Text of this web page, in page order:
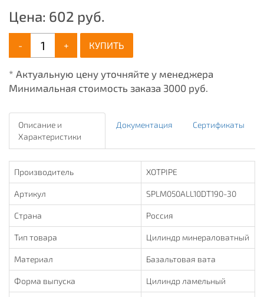
Цена: 602 руб.
- + КУПИТЬ
* Актуальную цену уточняйте у менеджера
Минимальная стоимость заказа 3000 руб.
Описание и
Характеристики
Документация Сертификаты
Производитель XOTPIPE
Артикул SPLM050ALL10DT190-30
Страна Россия
Тип товара Цилиндр минераловатный
Материал Базальтовая вата
Форма выпуска Цилиндр ламельный